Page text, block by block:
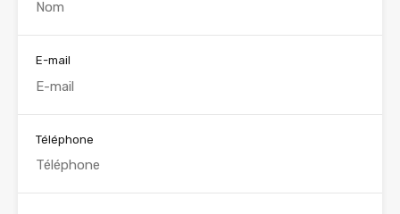
E-mail
Téléphone